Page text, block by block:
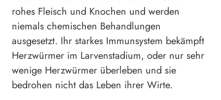
rohes Fleisch und Knochen und werden
niemals chemischen Behandlungen
ausgesetzt. Ihr starkes Immunsystem bekämpft
Herzwürmer im Larvenstadium, oder nur sehr
wenige Herzwürmer überleben und sie
bedrohen nicht das Leben ihrer Wirte.